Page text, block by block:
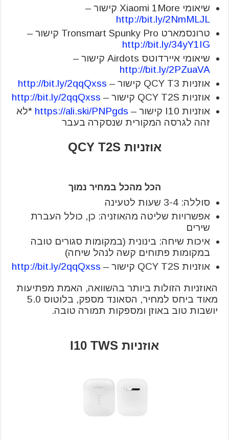
שיאומי Xiaomi 1More קישור –
http://bit.ly/2NmMLJL
טרונסמארט Tronsmart Spunky Pro קישור –
http://bit.ly/34yY1IG
שיאומי איירדוטס Airdots קישור –
http://bit.ly/2PZuaVA
אוזניות QCY T3 קישור –
http://bit.ly/2qqQxss
אוזניות QCY T2S קישור –
http://bit.ly/2qqQxss
אוזניות I10 קישור –
https://ali.ski/PNPgds *לא
זהה לגרסה המקורית שנסקרה בעבר
אוזניות QCY T2S
הכל מהכל במחיר נמוך
סוללה: 3-4 שעות לטעינה
אפשרויות שליטה מהאוזניה: כן, כולל העברת
שירים
איכות שיחה: בינונית (במקומות סגורים טובה
במקומות פתוחים קשה לנהל שיחה)
אוזניות QCY T2S קישור –
http://bit.ly/2qqQxss
האוזניות הזולות ביותר בהשוואה, האמת מפתיעות
מאוד ביחס למחיר, הסאונד מספק, בלוטוס 5.0
יושבות טוב באוזן ומספקות תמורה טובה.
אוזניות I10 TWS